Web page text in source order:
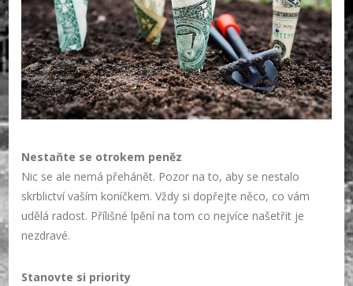
Nestaňte se otrokem peněz
Nic se ale nemá přehánět. Pozor na to, aby se nestalo
skrblictví vaším koníčkem. Vždy si dopřejte něco, co vám
udělá radost. Přílišné lpění na tom co nejvíce našetřit je
nezdravé.
Stanovte si priority